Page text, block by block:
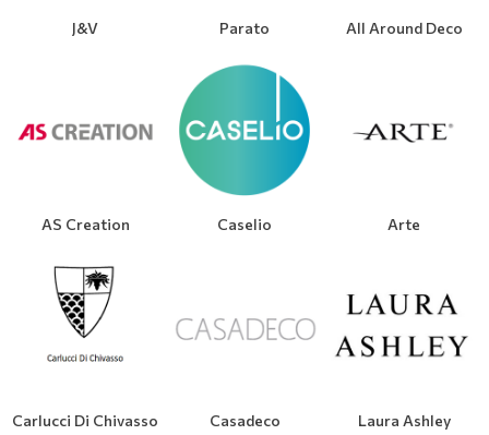
J&V Parato All Around Deco
AS Creation Caselio Arte
Carlucci Di Chivasso Casadeco Laura Ashley